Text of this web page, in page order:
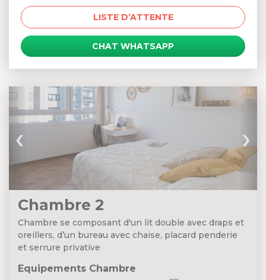
LISTE D’ATTENTE
CHAT WHATSAPP
‹ ›
Chambre 2
Chambre se composant d'un lit double avec draps et
oreillers, d’un bureau avec chaise, placard penderie
et serrure privative
Equipements Chambre